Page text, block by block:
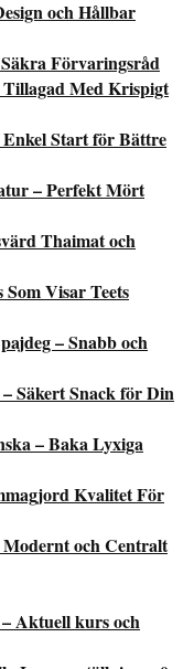
och Hållbar
Förvaringsråd
Med Krispigt
Start för Bättre
– Perfekt Mört
Thaimat och
Visar Teets
– Snabb och
Säkert Snack för Din
– Baka Lyxiga
Kvalitet För
och Centralt
Aktuell kurs och